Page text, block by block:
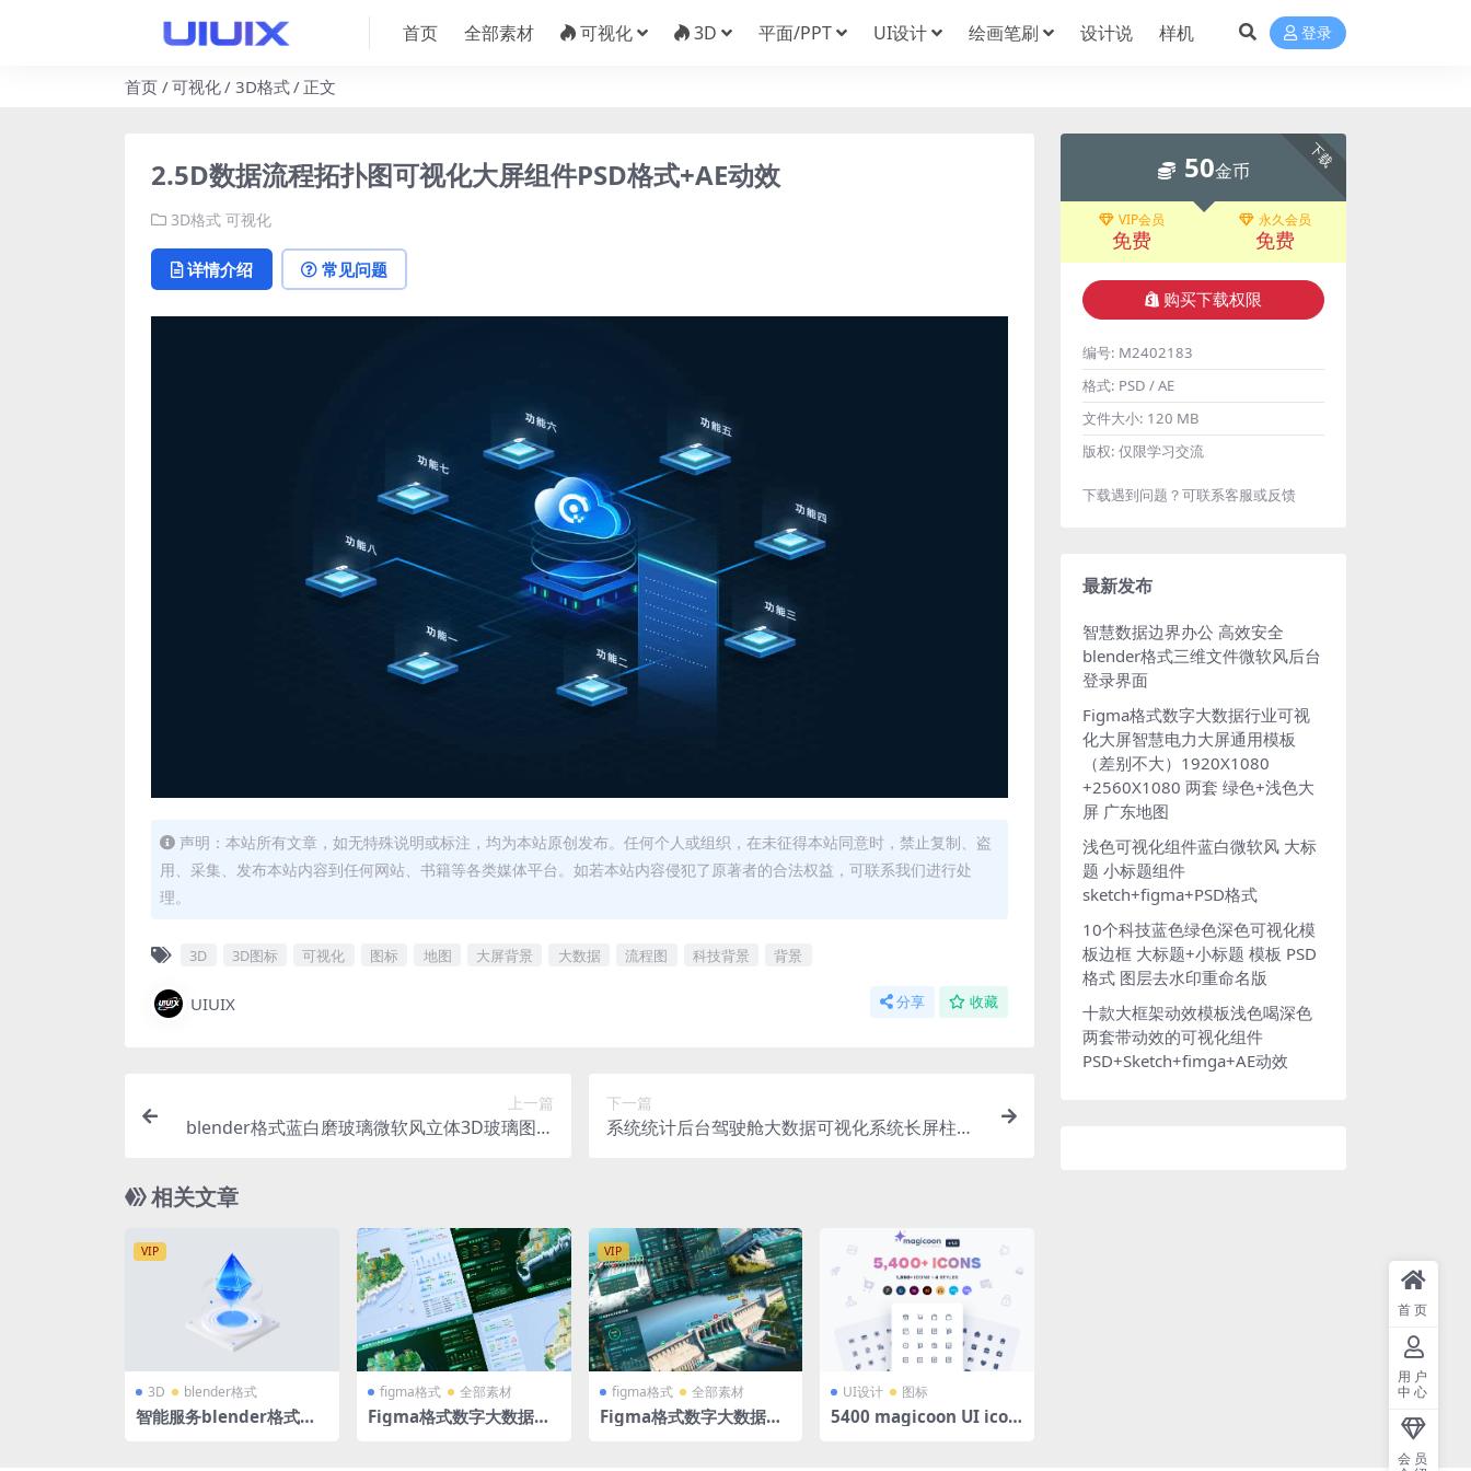
首页 全部素材 可视化 3D 平面/PPT UI设计 绘画笔刷 设计说 样机 登录
首页 可视化 3D格式 正文
2.5D数据流程拓扑图可视化大屏组件PSD格式+AE动效
3D格式 可视化
详情介绍 常见问题
声明：本站所有文章，如无特殊说明或标注，均为本站原创发布。任何个人或组织，在未征得本站同意时，禁止复制、盗
用、采集、发布本站内容到任何网站、书籍等各类媒体平台。如若本站内容侵犯了原著者的合法权益，可联系我们进行处
理。
3D 3D图标 可视化 图标 地图 大屏背景 大数据 流程图 科技背景 背景
UIUIX 分享 收藏
上一篇
blender格式蓝白磨玻璃微软风立体3D玻璃图标
下一篇
系统统计后台驾驶舱大数据可视化系统长屏柱状
相关文章
VIP
3D blender格式
智能服务blender格式智
figma格式 全部素材
Figma格式数字大数据行
VIP
figma格式 全部素材
Figma格式数字大数据行
UI设计 图标
5400 magicoon UI icon
下载
50金币
VIP会员
免费
永久会员
免费
购买下载权限
编号: M2402183
格式: PSD / AE
文件大小: 120 MB
版权: 仅限学习交流
下载遇到问题？可联系客服或反馈
最新发布
智慧数据边界办公 高效安全
blender格式三维文件微软风后台
登录界面
Figma格式数字大数据行业可视
化大屏智慧电力大屏通用模板
（差别不大）1920X1080
+2560X1080 两套 绿色+浅色大
屏 广东地图
浅色可视化组件蓝白微软风 大标
题 小标题组件
sketch+figma+PSD格式
10个科技蓝色绿色深色可视化模
板边框 大标题+小标题 模板 PSD
格式 图层去水印重命名版
十款大框架动效模板浅色喝深色
两套带动效的可视化组件
PSD+Sketch+fimga+AE动效
首页
用户
中心
会员